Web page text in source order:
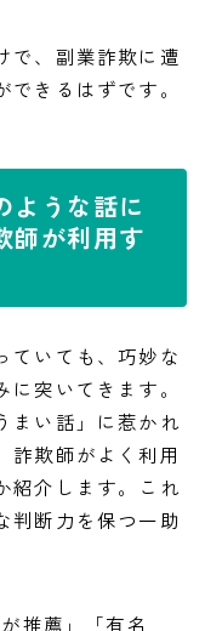
で、副業詐欺に遭
きるはずです。
ような話に
師が利用す
ていても、巧妙な
突いてきます。
まい話」に惹かれ
詐欺師がよく利用
紹介します。これ
判断力を保つ一助
推薦」「有名